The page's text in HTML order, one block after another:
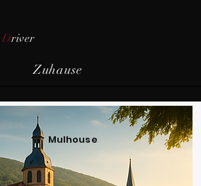
Driver
Zuhause
Mulhouse